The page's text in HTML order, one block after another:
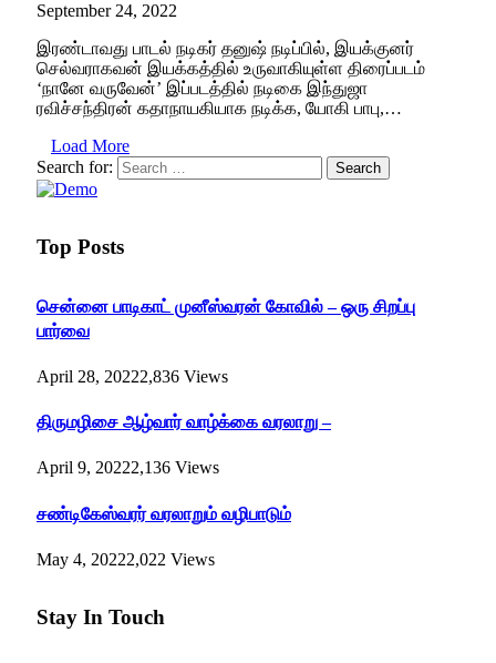
September 24, 2022
இரண்டாவது பாடல் நடிகர் தனுஷ் நடிப்பில், இயக்குனர்
செல்வராகவன் இயக்கத்தில் உருவாகியுள்ள திரைப்படம்
‘நானே வருவேன்’ இப்படத்தில் நடிகை இந்துஜா
ரவிச்சந்திரன் கதாநாயகியாக நடிக்க, யோகி பாபு,…
Load More
Search for:
Top Posts
சென்னை பாடிகாட் முனீஸ்வரன் கோவில் – ஒரு சிறப்பு
பார்வை
April 28, 20222,836 Views
திருமழிசை ஆழ்வார் வாழ்க்கை வரலாறு –
April 9, 20222,136 Views
சண்டிகேஸ்வரர் வரலாறும் வழிபாடும்
May 4, 20222,022 Views
Stay In Touch